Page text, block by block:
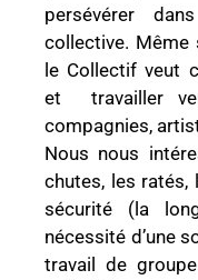
persévérer
collective. Même
le Collectif veut
et travailler
compagnies,
Nous nous
chutes, les ratés,
sécurité (la
nécessité d’une
travail de